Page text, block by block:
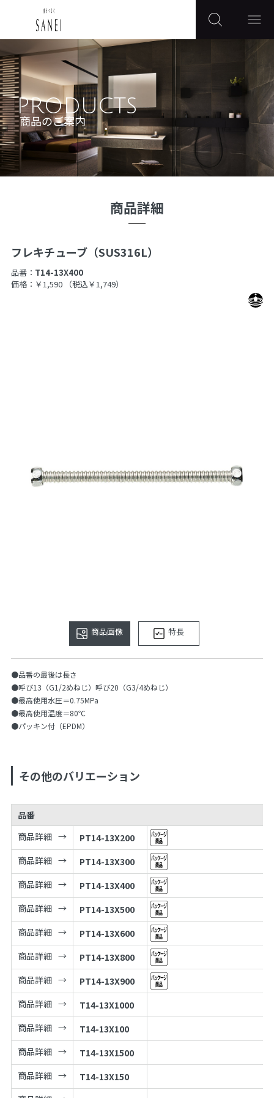
PRODUCTS
商品のご案内
商品詳細
フレキチューブ（SUS316L）
品番： T14-13X400
価格：￥1,590
（税込￥1,749）
商品画像 特長
●品番の最後は長さ
●呼び13（G1/2めねじ）呼び20（G3/4めねじ）
●最高使用水圧＝0.75MPa
●最高使用温度＝80℃
●パッキン付（EPDM）
その他のバリエーション
品番
商品詳細
PT14-13X200
商品詳細
PT14-13X300
商品詳細
PT14-13X400
商品詳細
PT14-13X500
商品詳細
PT14-13X600
商品詳細
PT14-13X800
商品詳細
PT14-13X900
商品詳細
T14-13X1000
商品詳細
T14-13X100
商品詳細
T14-13X1500
商品詳細
T14-13X150